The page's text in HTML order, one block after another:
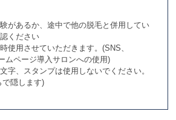
があるか、途中で他の脱毛と併用してい
ください
使用させていただきます。(SNS、
ムページ導入サロンへの使用)
字、スタンプは使用しないでください。
で隠します)